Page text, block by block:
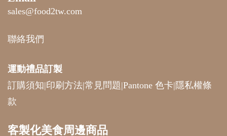
sales@food2tw.com
聯絡我們
運動禮品訂製
訂購須知|印刷方法|常見問題|Pantone 色卡| 隱私權條
款
客製化美食周邊商品